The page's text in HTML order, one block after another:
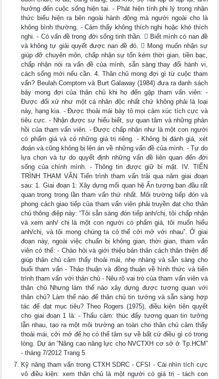
hưởng đến cuộc sống hiện tại. - Phát hiện tính phi lý trong nhận
thức biểu hiện ra bên ngoài hành động mà người ngoài cho là
không bình thường. - Cảm thấy không thích nghi hoặc khó thích
nghi. - Có vấn đề trong đời sống tinh thần.  Biết mình có nan đề
và không tự giải quyết được nan đề đó.  Mong muốn nhận sự
giúp đỡ chuyên môn, chấp nhận sự tốn kém thời gian, tiền bạc,
chấp nhận nói ra vấn đề của mình, sẵn sàng thay đổi hành vi,
cách sống mới nếu cần. 4. Thân chủ mong đợi gì từ cuộc tham
vấn? Beulah Comptom và Burt Galaway (1984) đưa ra danh sách
bảy mong đợi của thân chủ khi họ đến gặp tham vấn viên: -
Được đối xử như một cá nhân độc nhất chứ không phải là loại
này, hạng kia. - Được thoải mái bày tỏ mọi cảm xúc tích cực và
tiêu cực. - Nhận được sự hiểu biết, sự quan tâm và những phản
hồi của tham vấn viên. - Được chấp nhận như là một con người
có phẩm giá và có những giá trị riêng. - Không bị đánh giá, xét
đoán và cũng không bị lên án về những vấn đề của mình. - Tự do
lựa chọn và tự do quyết định những vấn đề liên quan đến đời
sống của chính mình. - Thông tin được giữ bí mật. IV. TIẾN
TRÌNH THAM VẤN Tiến trình tham vấn trải qua năm giai đoạn
sau: 1. Giai đoạn 1: Xây dựng mối quan hệ Ấn tượng ban đầu rất
quan trọng trong lần tham vấn thứ nhất. Môi trường tiếp đón và
phong cách giao tiếp của tham vấn viên phải truyền đạt cho thân
chủ thông điệp này: “Tôi sẵn sàng đón tiếp anh/chị, tôi chấp nhận
và xem anh/ chị là một con người có phẩm giá, tôi muốn hiểu
anh/chị, và tôi mong chúng ta có thể cởi mở với nhau”. Ở giai
đoạn này, ngoài việc chuẩn bị không gian, thời gian, tham vấn
viên có thể: - Chào hỏi và giới thiệu bản thân cách thân thiện để
giúp thân chủ cảm thấy thoải mái, nhẹ nhàng và sẵn sàng cho
buổi tham vấn - Thảo thuận và đồng thuận về hình thức và tiến
trình tham vấn với thân chủ - Nêu rõ vai trò của tham vấn viên và
thân chủ Nhưng làm thế nào xây dựng được tương quan với
thân chủ? Làm thế nào để thân chủ tin tưởng và sẵn sàng hợp
tác để đạt mục tiêu? Theo Rogers (1975), điều kiện tiên quyết
cho giai đoạn 1 là: - Thấu cảm: thúc đẩy tương quan tin tưởng
lẫn nhau, tạo ra một môi trường an toàn cho thân chủ cảm thấy
thoải mái, cởi mở để họ có thể tâm sự về bất cứ điều gì có trong
lòng. Dự án “Nâng cao năng lực cho NVCTXH cơ sở ở Tp.HCM”
- tháng 7/2012 Trang 5
Kỹ năng tham vấn trong CTXH SDRC - CFSI - Cái nhìn tích cực
vô điều kiện: xem thân chủ là một người có giá trị - tách con